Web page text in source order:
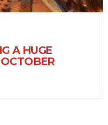
A HUGE